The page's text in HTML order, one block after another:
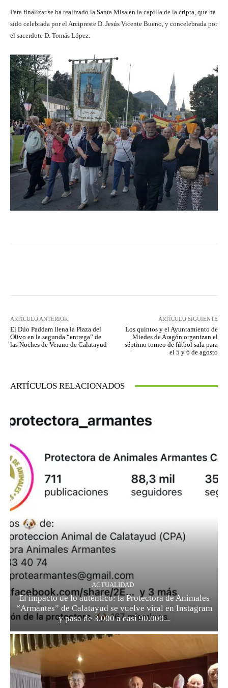
Para finalizar se ha realizado la Santa Misa en la capilla de la cripta, que ha
sido celebrada por el Arcipreste D. Jesús Vicente Bueno, y concelebrada por
el sacerdote D. Tomás López.
ARTÍCULO ANTERIOR
El Dúo Paddam llena la Plaza del
Olivo en la segunda “entrega” de
las Noches de Verano de Calatayud
ARTÍCULO SIGUIENTE
Los quintos y el Ayuntamiento de
Miedes de Aragón organizan el
séptimo torneo de fútbol sala para
el 5 y 6 de agosto
ARTÍCULOS RELACIONADOS
ACTUALIDAD
El impacto de lo auténtico: la Protectora de Animales
“Armantes” de Calatayud se vuelve viral en Instagram
y pasa de 3.000 a casi 90.000...